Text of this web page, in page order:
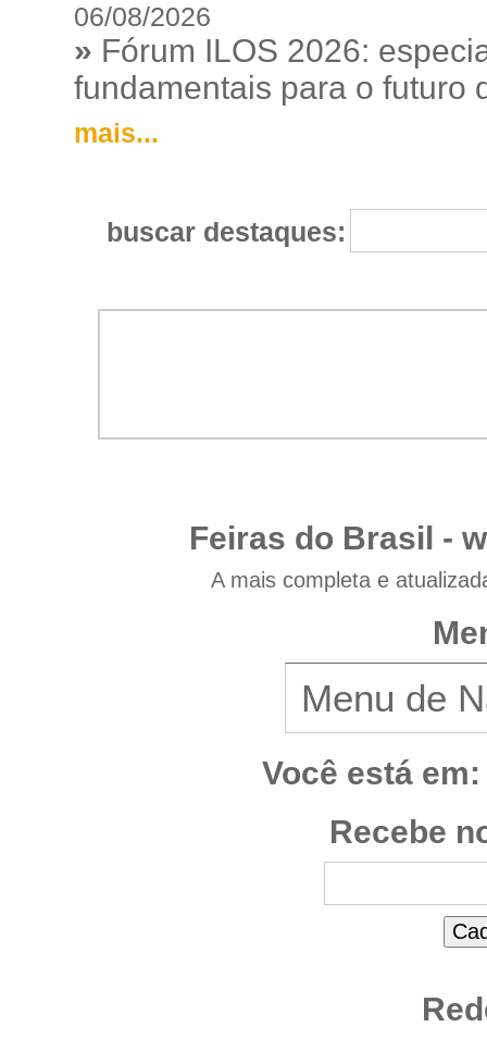
06/08/2026
» Fórum ILOS 2026:
fundamentais para o futuro
mais...
buscar destaques:
Feiras do Brasil -
A mais completa e
Você está em:
Recebe